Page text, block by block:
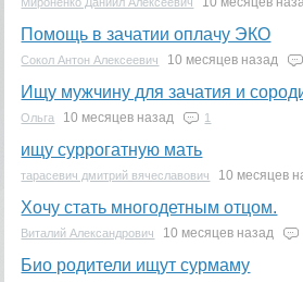
Помощь в зачатии оплачу ЭКО
Сокол Антон Алексеевич 10 месяцев назад
Ищу мужчину для зачатия и
Ольга 10 месяцев назад 1
ищу суррогатную мать
тарасевич дмитрий вячеславович 10 месяцев
Хочу стать многодетным отцом.
Виталий Александрович 10 месяцев назад
Био родители ищут сурмаму